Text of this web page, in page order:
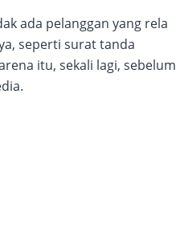
ada pelanggan yang rela
seperti surat tanda
itu, sekali lagi, sebelum